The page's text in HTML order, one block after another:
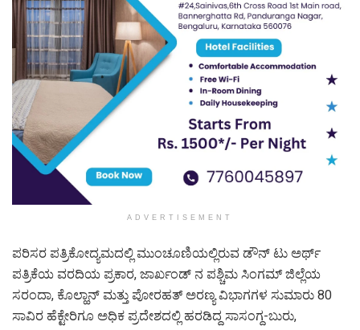
ADVERTISEMENT
ಪರಿಸರ ಪತ್ರಿಕೋದ್ಯಮದಲ್ಲಿ ಮುಂಚೂಣಿಯಲ್ಲಿರುವ ಡೌನ್ ಟು ಅರ್ಥ್
ಪತ್ರಿಕೆಯ ವರದಿಯ ಪ್ರಕಾರ, ಜಾರ್ಖಂಡ್ ನ ಪಶ್ಚಿಮ ಸಿಂಗಮ್ ಜಿಲ್ಲೆಯ
ಸರಂದಾ, ಕೊಲ್ಹಾನ್ ಮತ್ತು ಪೋರಹತ್ ಅರಣ್ಯ ವಿಭಾಗಗಳ ಸುಮಾರು 80
ಸಾವಿರ ಹೆಕ್ಟೇರಿಗೂ ಅಧಿಕ ಪ್ರದೇಶದಲ್ಲಿ ಹರಡಿದ್ದ ಸಾಸಂಗ್ದ-ಬುರು,